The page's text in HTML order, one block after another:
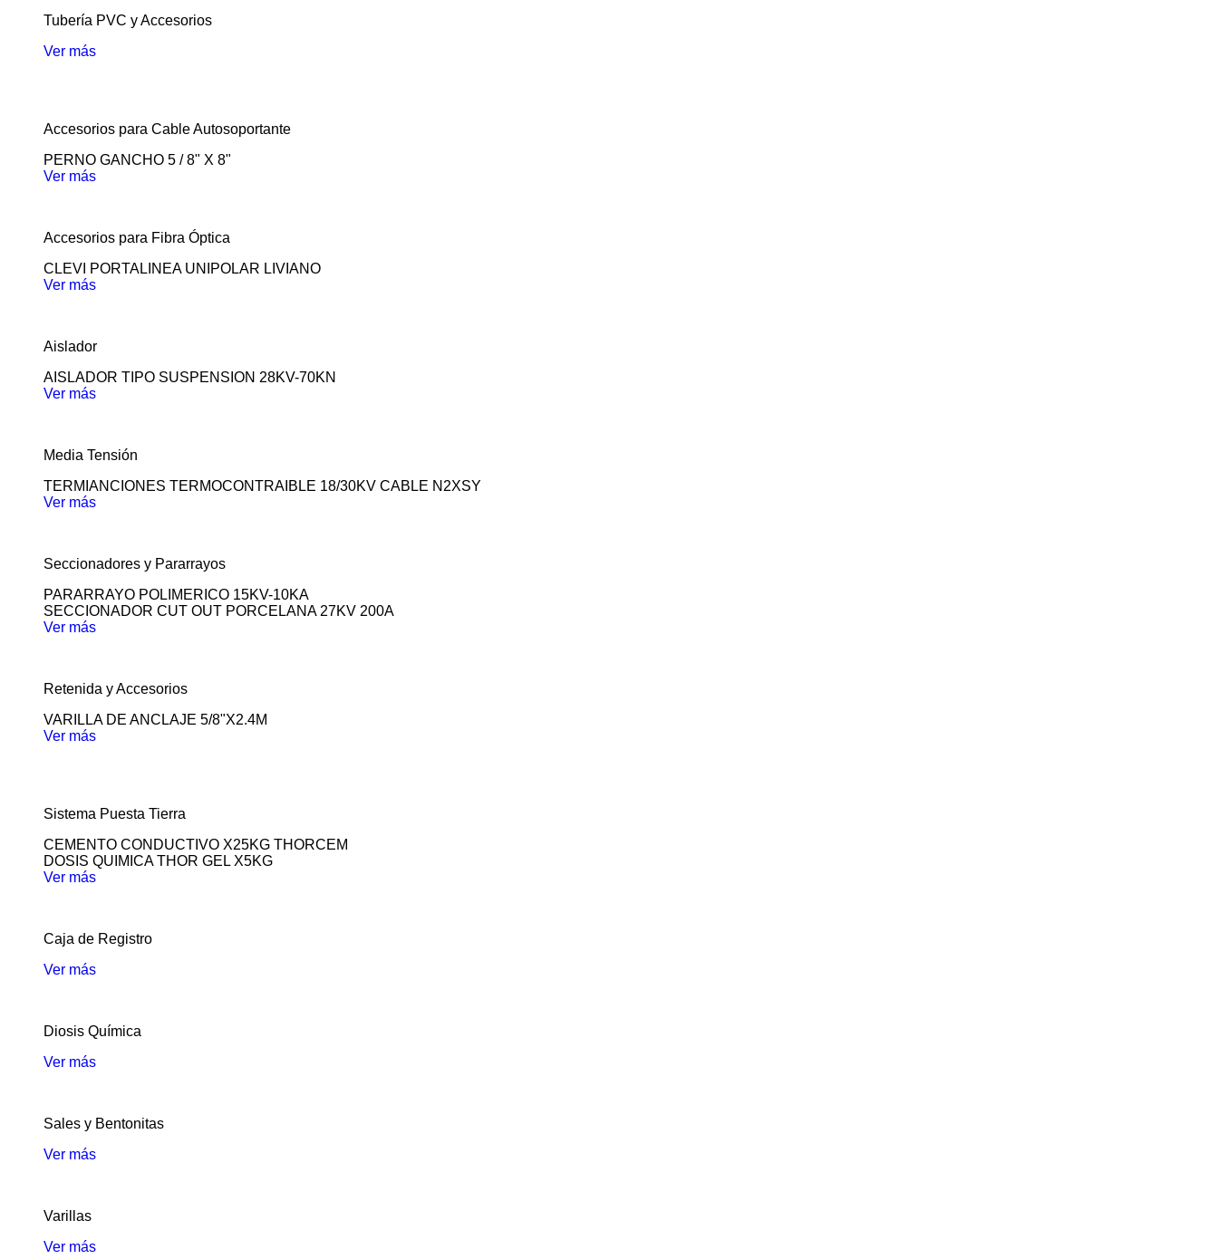
Tubería PVC y Accesorios
Ver más
Accesorios para Cable Autosoportante
PERNO GANCHO 5 / 8" X 8"
Ver más
Accesorios para Fibra Óptica
CLEVI PORTALINEA UNIPOLAR LIVIANO
Ver más
Aislador
AISLADOR TIPO SUSPENSION 28KV-70KN
Ver más
Media Tensión
TERMIANCIONES TERMOCONTRAIBLE 18/30KV CABLE N2XSY
Ver más
Seccionadores y Pararrayos
PARARRAYO POLIMERICO 15KV-10KA
SECCIONADOR CUT OUT PORCELANA 27KV 200A
Ver más
Retenida y Accesorios
VARILLA DE ANCLAJE 5/8"X2.4M
Ver más
Sistema Puesta Tierra
CEMENTO CONDUCTIVO X25KG THORCEM
DOSIS QUIMICA THOR GEL X5KG
Ver más
Caja de Registro
Ver más
Diosis Química
Ver más
Sales y Bentonitas
Ver más
Varillas
Ver más